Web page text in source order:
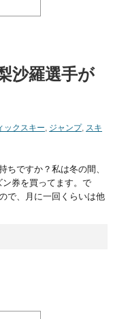
沙羅選手が
ックスキー, ジャンプ, スキ
ちですか？私は冬の間、
券を買ってます。で
で、月に一回くらいは他